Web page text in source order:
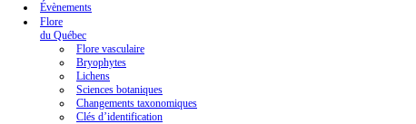
Évènements
Flore
du Québec
Flore vasculaire
Bryophytes
Lichens
Sciences botaniques
Changements taxonomiques
Clés d’identification